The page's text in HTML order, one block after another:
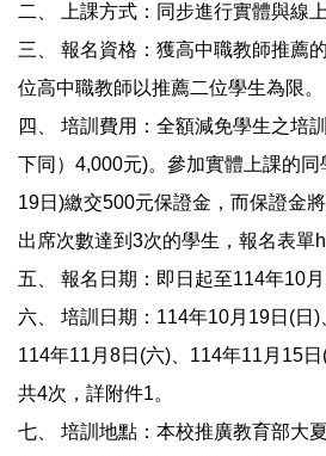
二、 上課方式：同步進行實體與線上
三、 報名資格：獲高中職教師推薦
位高中職教師以推薦二位學生為限。
四、 培訓費用：全額減免學生之培
下同）4,000元)。參加實體上課的同
19日)繳交500元保證金，而保證金
出席次數達到3次的學生，報名表單
五、 報名日期：即日起至114年10月
六、 培訓日期：114年10月19日(日)
114年11月8日(六)、114年11月15日
共4次，詳附件1。
七、 培訓地點：本校推廣教育部大